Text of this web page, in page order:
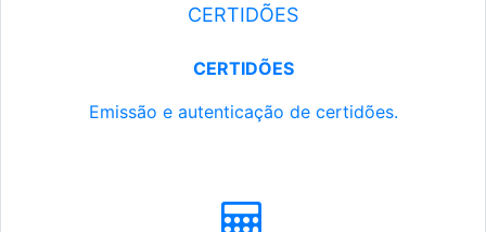
CERTIDÕES
CERTIDÕES
Emissão e autenticação de certidões.